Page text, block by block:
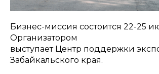
Бизнес-миссия состоится 22-25
Организатором
выступает Центр поддержки
Забайкальского края.